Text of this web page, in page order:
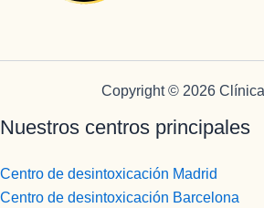
Copyright © 2026
Nuestros centros principales
Centro de desintoxicación Madrid
Centro de desintoxicación Barcelona